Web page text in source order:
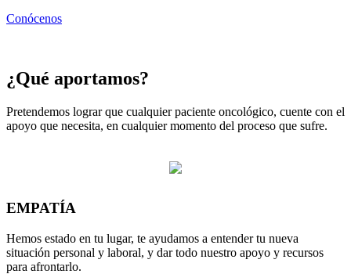
Conócenos
¿Qué aportamos?
Pretendemos lograr que cualquier paciente oncológico, cuente con el
apoyo que necesita, en cualquier momento del proceso que sufre.
EMPATÍA
Hemos estado en tu lugar, te ayudamos a entender tu nueva
situación personal y laboral, y dar todo nuestro apoyo y recursos
para afrontarlo.